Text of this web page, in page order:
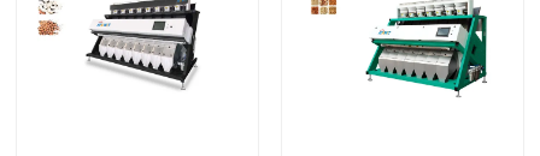
Kiểm soát chất lượng